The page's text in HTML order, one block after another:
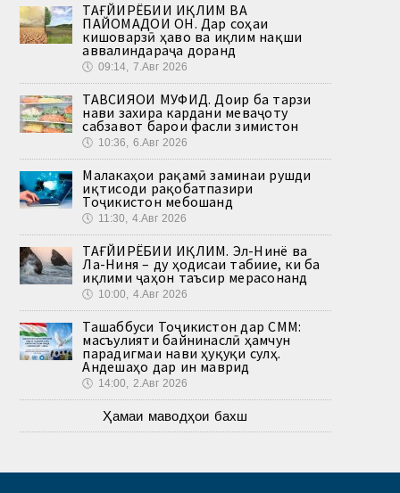
ТАҒЙИРЁБИИ ИҚЛИМ ВА
ПАЙОМАДҲОИ ОН. Дар соҳаи
кишоварзӣ ҳаво ва иқлим нақши
аввалиндараҷа доранд
🕔 09:14, 7.Авг 2026
ТАВСИЯҲОИ МУФИД. Доир ба тарзи
нави захира кардани меваҷоту
сабзавот барои фасли зимистон
🕔 10:36, 6.Авг 2026
Малакаҳои рақамӣ заминаи рушди
иқтисоди рақобатпазири
Тоҷикистон мебошанд
🕔 11:30, 4.Авг 2026
ТАҒЙИРЁБИИ ИҚЛИМ. Эл-Нинё ва
Ла-Ниня – ду ҳодисаи табиие, ки ба
иқлими ҷаҳон таъсир мерасонанд
🕔 10:00, 4.Авг 2026
Ташаббуси Тоҷикистон дар СММ:
масъулияти байнинаслӣ ҳамчун
парадигмаи нави ҳуқуқи сулҳ.
Андешаҳо дар ин маврид
🕔 14:00, 2.Авг 2026
Ҳамаи маводҳои бахш